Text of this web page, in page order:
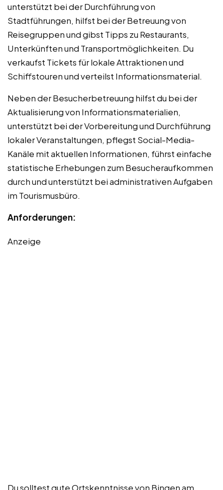
unterstützt bei der Durchführung von
Stadtführungen, hilfst bei der Betreuung von
Reisegruppen und gibst Tipps zu Restaurants,
Unterkünften und Transportmöglichkeiten. Du
verkaufst Tickets für lokale Attraktionen und
Schiffstouren und verteilst Informationsmaterial.
Neben der Besucherbetreuung hilfst du bei der
Aktualisierung von Informationsmaterialien,
unterstützt bei der Vorbereitung und Durchführung
lokaler Veranstaltungen, pflegst Social-Media-
Kanäle mit aktuellen Informationen, führst einfache
statistische Erhebungen zum Besucheraufkommen
durch und unterstützt bei administrativen Aufgaben
im Tourismusbüro.
Anforderungen:
Anzeige
Du solltest gute Ortskenntnisse von Bingen am